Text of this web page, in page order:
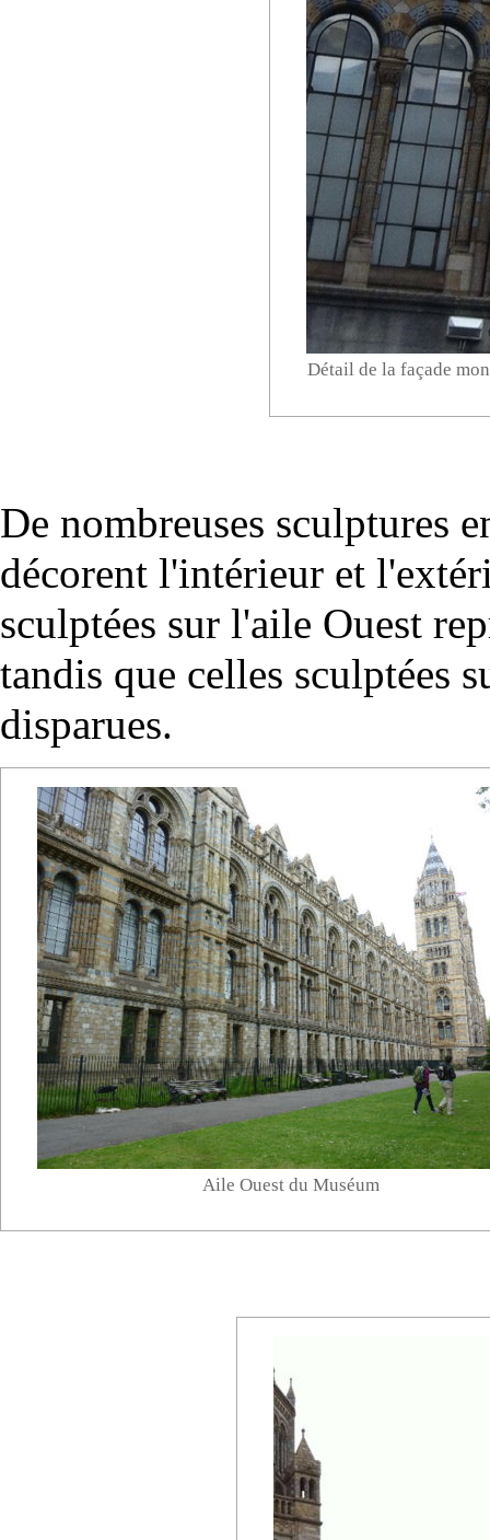
Détail de la façade
De nombreuses sculptures
décorent l'intérieur et
sculptées sur l'aile Ouest
tandis que celles sculptées
disparues.
Aile Ouest du Muséum